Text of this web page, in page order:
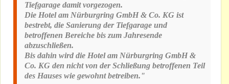
Tiefgarage damit vorgezogen.
Die Hotel am Nürburgring GmbH & Co. KG ist
bestrebt, die Sanierung der Tiefgarage und
betroffenen Bereiche bis zum Jahresende
abzuschließen.
Bis dahin wird die Hotel am Nürburgring GmbH &
Co. KG den nicht von der Schließung betroffenen Teil
des Hauses wie gewohnt betreiben."